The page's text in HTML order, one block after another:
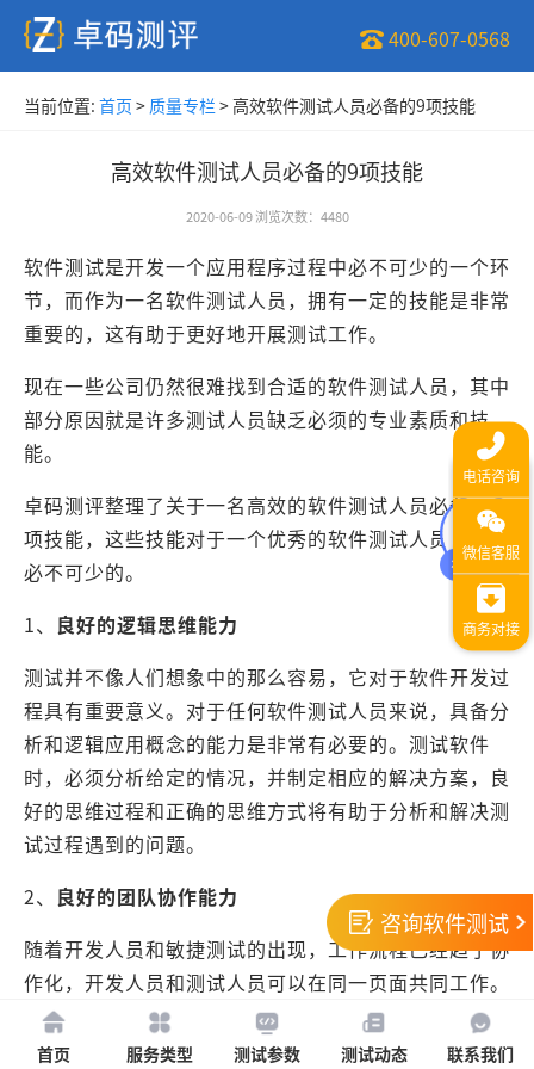
400-607-0568
当前位置: 首页 > 质量专栏 >高效软件测试人员必备的9项技能
高效软件测试人员必备的9项技能
2020-06-09 浏览次数： 4480
软件测试是开发一个应用程序过程中必不可少的一个环
节，而作为一名软件测试人员，拥有一定的技能是非常
重要的，这有助于更好地开展测试工作。
现在一些公司仍然很难找到合适的软件测试人员，其中
部分原因就是许多测试人员缺乏必须的专业素质和技
能。
卓码测评整理了关于一名高效的软件测试人员必备的9
项技能，这些技能对于一个优秀的软件测试人员来说是
必不可少的。
1、 良好的逻辑思维能力
测试并不像人们想象中的那么容易，它对于软件开发过
程具有重要意义。对于任何软件测试人员来说，具备分
析和逻辑应用概念的能力是非常有必要的。测试软件
时，必须分析给定的情况，并制定相应的解决方案，良
好的思维过程和正确的思维方式将有助于分析和解决测
试过程遇到的问题。
2、 良好的团队协作能力
随着开发人员和敏捷测试的出现，工作流程已经趋于协
作化，开发人员和测试人员可以在同一页面共同工作。
有时可能因为两个个体之间缺乏沟通和理解而出现问
题，有一个非常简单的解决办法就是在团队成员之间建
咨询软件测试
首页 服务类型 测试参数 测试动态 联系我们